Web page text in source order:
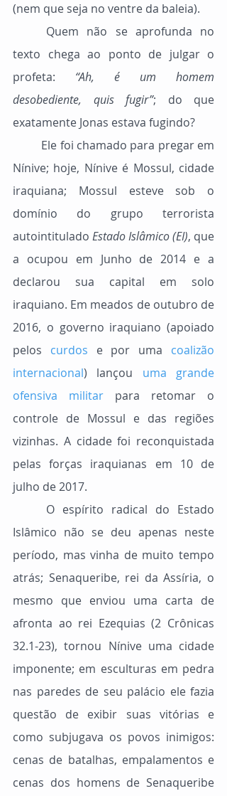
(nem que seja no ventre da baleia).
texto chega ao ponto de julgar o
profeta: “Ah, é um homem
desobediente, quis fugir”; do que
exatamente Jonas estava fugindo?
Nínive; hoje, Nínive é Mossul, cidade
iraquiana; Mossul esteve sob o
domínio do grupo terrorista
autointitulado Estado Islâmico (EI), que
a ocupou em Junho de 2014 e a
declarou sua capital em solo
iraquiano. Em meados de outubro de
2016, o governo iraquiano (apoiado
pelos curdos e por uma coalizão
internacional) lançou uma grande
ofensiva militar para retomar o
controle de Mossul e das regiões
vizinhas. A cidade foi reconquistada
pelas forças iraquianas em 10 de
julho de 2017.
Islâmico não se deu apenas neste
período, mas vinha de muito tempo
atrás; Senaqueribe, rei da Assíria, o
mesmo que enviou uma carta de
afronta ao rei Ezequias (2 Crônicas
32.1-23), tornou Nínive uma cidade
imponente; em esculturas em pedra
nas paredes de seu palácio ele fazia
questão de exibir suas vitórias e
como subjugava os povos inimigos:
cenas de batalhas, empalamentos e
cenas dos homens de Senaqueribe